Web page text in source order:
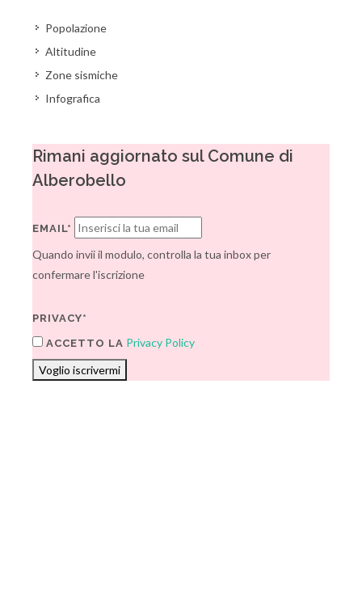
Popolazione
Altitudine
Zone sismiche
Infografica
Rimani aggiornato sul Comune di
Alberobello
EMAIL*
Quando invii il modulo, controlla la tua inbox per
confermare l'iscrizione
PRIVACY*
ACCETTO LA Privacy Policy
Voglio iscrivermi